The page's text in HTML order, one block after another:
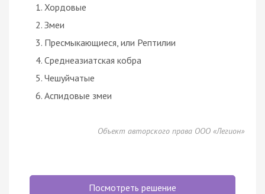
Хордовые
Змеи
Пресмыкающиеся, или Рептилии
Среднеазиатская кобра
Чешуйчатые
Аспидовые змеи
Объект авторского права ООО «Легион»
Посмотреть решение